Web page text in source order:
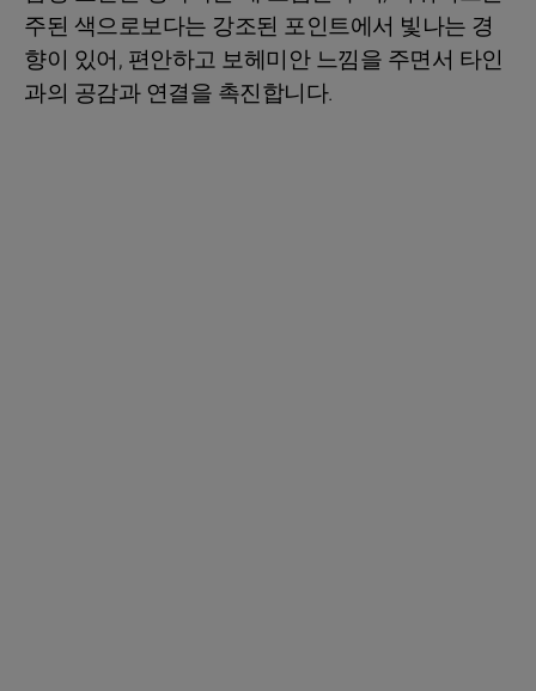
주된 색으로보다는 강조된 포인트에서 빛나는 경
향이 있어, 편안하고 보헤미안 느낌을 주면서 타인
과의 공감과 연결을 촉진합니다.